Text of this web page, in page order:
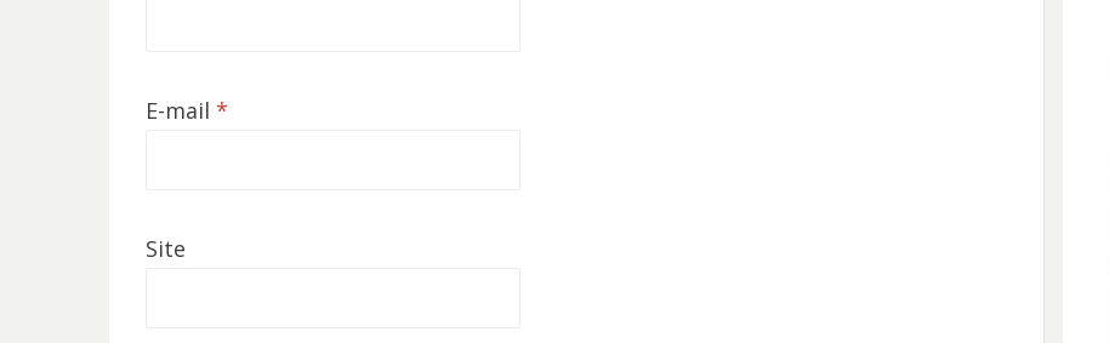
E-mail *
Site